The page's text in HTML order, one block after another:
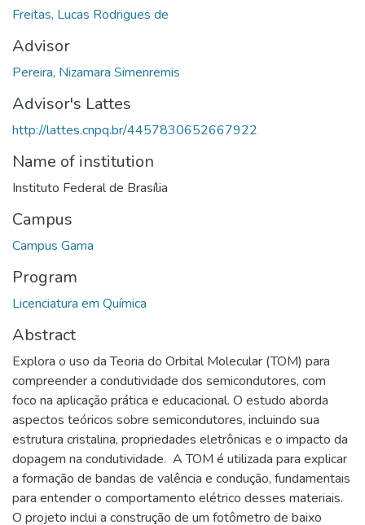
Freitas, Lucas Rodrigues de
Advisor
Pereira, Nizamara Simenremis
Advisor's Lattes
http://lattes.cnpq.br/4457830652667922
Name of institution
Instituto Federal de Brasília
Campus
Campus Gama
Program
Licenciatura em Química
Abstract
Explora o uso da Teoria do Orbital Molecular (TOM) para
compreender a condutividade dos semicondutores, com
foco na aplicação prática e educacional. O estudo aborda
aspectos teóricos sobre semicondutores, incluindo sua
estrutura cristalina, propriedades eletrônicas e o impacto da
dopagem na condutividade. ​ A TOM é utilizada para explicar
a formação de bandas de valência e condução, fundamentais
para entender o comportamento elétrico desses materiais. ​
O projeto inclui a construção de um fotômetro de baixo